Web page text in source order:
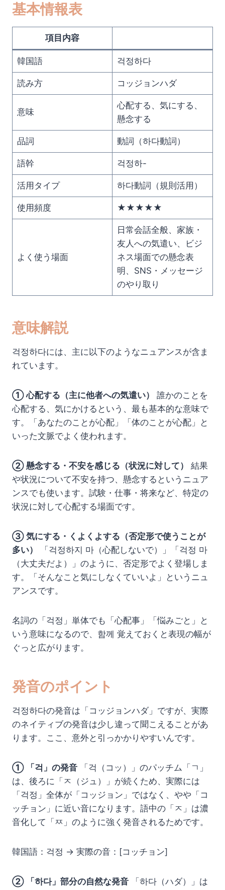
基本情報表
項目内容
韓国語 걱정하다
読み方 コッジョンハダ
意味
心配する、気にする、
懸念する
品詞 動詞（하다動詞）
語幹 걱정하-
活用タイプ 하다動詞（規則活用）
使用頻度 ★★★★★
よく使う場面
日常会話全般、家族・
友人への気遣い、ビジ
ネス場面での懸念表
明、SNS・メッセージ
のやり取り
意味解説
걱정하다には、主に以下のようなニュアンスが含ま
れています。
① 心配する（主に他者への気遣い）
誰かのことを
心配する、気にかけるという、最も基本的な意味で
す。「あなたのことが心配」「体のことが心配」と
いった文脈でよく使われます。
② 懸念する・不安を感じる（状況に対して）
結果
や状況について不安を持つ、懸念するというニュア
ンスでも使います。試験・仕事・将来など、特定の
状況に対して心配する場面です。
③ 気にする・くよくよする（否定形で使うことが
多い）
「걱정하지 마（心配しないで）」「걱정 마
（大丈夫だよ）」のように、否定形でよく登場しま
す。「そんなこと気にしなくていいよ」というニュ
アンスです。
名詞の「걱정」単体でも「心配事」「悩みごと」と
いう意味になるので、함께 覚えておくと表現の幅が
ぐっと広がります。
発音のポイント
걱정하다の発音は「コッジョンハダ」ですが、実際
のネイティブの発音は少し違って聞こえることがあ
ります。ここ、意外と引っかかりやすいんです。
① 「걱」の発音 「걱（コッ）」のパッチム「ㄱ」
は、後ろに「ㅈ（ジュ）」が続くため、実際には
「걱정」全体が「コッジョン」ではなく、やや「コ
ッチョン」に近い音になります。語中の「ㅈ」は濃
音化して「ㅉ」のように強く発音されるためです。
韓国語：걱정 → 実際の音：[コッチョン]
② 「하다」部分の自然な発音 「하다（ハダ）」は